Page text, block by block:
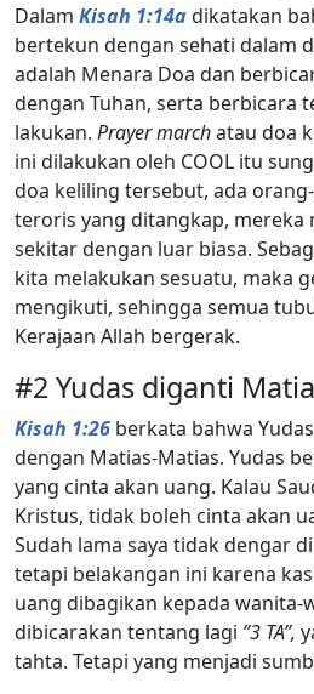
Dalam Kisah 1:14adikatakan
bertekun dengan sehati dalam
adalah Menara Doa dan
dengan Tuhan, serta berbicara
lakukan. Prayer marchatau doa
ini dilakukan oleh COOL itu
doa keliling tersebut, ada
teroris yang ditangkap, mereka
sekitar dengan luar biasa.
kita melakukan sesuatu, maka
mengikuti, sehingga semua
Kerajaan Allah bergerak.
#2 Yudas diganti
Kisah 1:26 berkata bahwa
dengan Matias-Matias. Yudas
yang cinta akan uang. Kalau
Kristus, tidak boleh cinta akan
Sudah lama saya tidak dengar
tetapi belakangan ini karena
uang dibagikan kepada wanita-
dibicarakan tentang lagi ”3 TA”,
tahta. Tetapi yang menjadi